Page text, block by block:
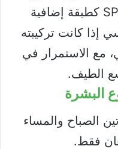
يمكن إدراج سيروم SPF50 كطبقة إضافية
إذا كانت تركيبته
مع الاستمرار في
الطيف.
البشرة
الصباح والمساء
فقط.